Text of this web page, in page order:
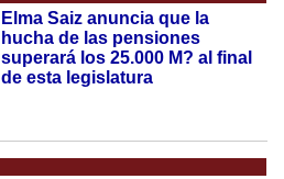
Elma Saiz anuncia que la
hucha de las pensiones
superará los 25.000 M? al final
de esta legislatura